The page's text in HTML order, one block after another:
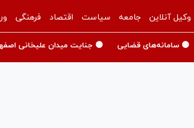
وکیل آنلاین جامعه سیاست اقتصاد فرهنگی
🟡 سامانه‌های قضایی 🟡 جنایت میدان علیخانی